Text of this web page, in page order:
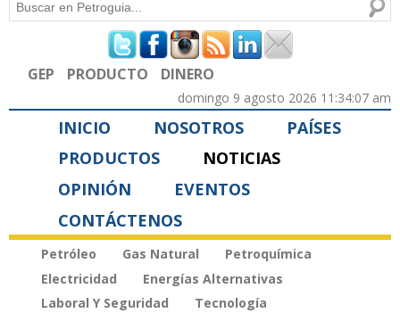
Formulario de búsqueda
Buscar
GEP PRODUCTO DINERO
domingo 9 agosto 2026 11:34:07 am
INICIO NOSOTROS
PAÍSES
PRODUCTOS
NOTICIAS
OPINIÓN
EVENTOS
CONTÁCTENOS
Petróleo Gas Natural
Petroquímica
Electricidad
Energías Alternativas
Laboral Y Seguridad
Tecnología